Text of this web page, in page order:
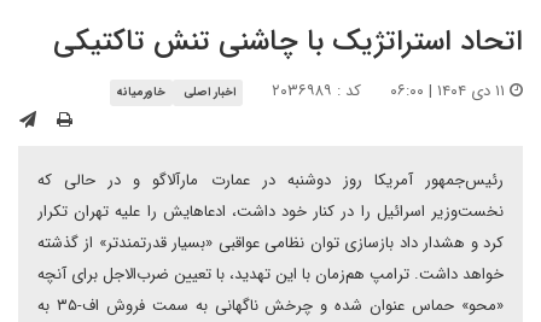
اتحاد استراتژیک با چاشنی تنش تاکتیکی
کد : ۲۰۳۶۹۸۹ اخبار اصلی خاورمیانه
رئیس‌جمهور آمریکا روز دوشنبه در عمارت مارآلاگو و در حالی که
نخست‌وزیر اسرائیل را در کنار خود داشت، ادعاهایش را علیه تهران تکرار
کرد و هشدار داد‌ بازسازی توان نظامی عواقبی «بسیار قدرتمندتر» از گذشته
خواهد داشت. ترامپ هم‌زمان با این تهدید، با تعیین ضرب‌الاجل برای آنچه
«محو» حماس عنوان شده و چرخش ناگهانی به سمت فروش اف-۳۵ به